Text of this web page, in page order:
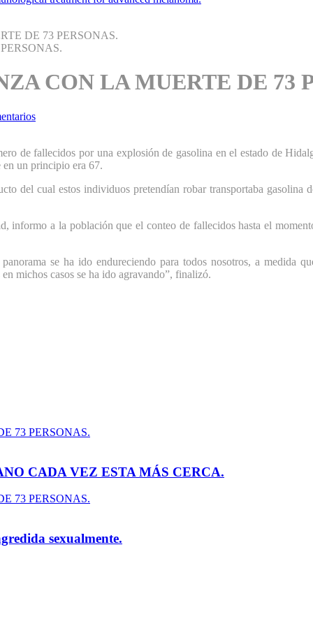
DE 73 PERSONAS.
CON LA MUERTE DE 73
de fallecidos por una explosión de gasolina en el estado de
en un principio era 67.
del cual estos individuos pretendían robar transportaba gasolina
informo a la población que el conteo de fallecidos hasta el
se ha ido endureciendo para todos nosotros, a medida
michos casos se ha ido agravando”, finalizó.
CADA VEZ ESTA MÁS CERCA.
sexualmente.